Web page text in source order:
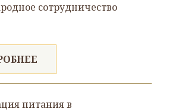
сотрудничество
питания в